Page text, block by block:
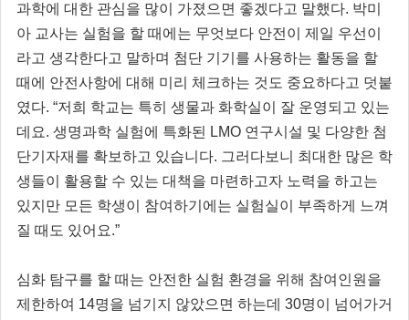
과학에 대한 관심을 많이 가졌으면 좋겠다고 말했다. 박미
아 교사는 실험을 할 때에는 무엇보다 안전이 제일 우선이
라고 생각한다고 말하며 첨단 기기를 사용하는 활동을 할
때에 안전사항에 대해 미리 체크하는 것도 중요하다고 덧붙
였다. “저희 학교는 특히 생물과 화학실이 잘 운영되고 있는
데요. 생명과학 실험에 특화된 LMO 연구시설 및 다양한 첨
단기자재를 확보하고 있습니다. 그러다보니 최대한 많은 학
생들이 활용할 수 있는 대책을 마련하고자 노력을 하고는
있지만 모든 학생이 참여하기에는 실험실이 부족하게 느껴
질 때도 있어요.”
심화 탐구를 할 때는 안전한 실험 환경을 위해 참여인원을
제한하여 14명을 넘기지 않았으면 하는데 30명이 넘어가거